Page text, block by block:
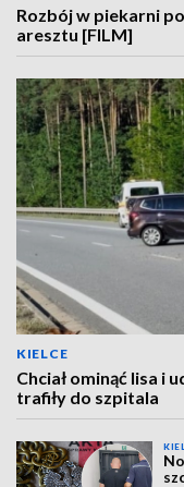
Rozbój w piekarni
aresztu [FILM]
KIELCE
Chciał ominąć lisa i
trafiły do szpitala